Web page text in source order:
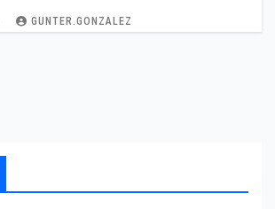
GUNTER.GONZALEZ